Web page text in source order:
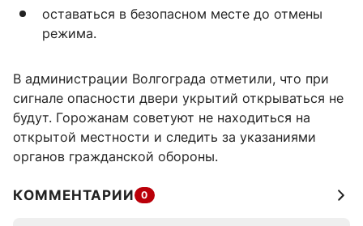
оставаться в безопасном месте до отмены
режима.
В администрации Волгограда отметили, что при
сигнале опасности двери укрытий открываться не
будут. Горожанам советуют не находиться на
открытой местности и следить за указаниями
органов гражданской обороны.
КОММЕНТАРИИ 0